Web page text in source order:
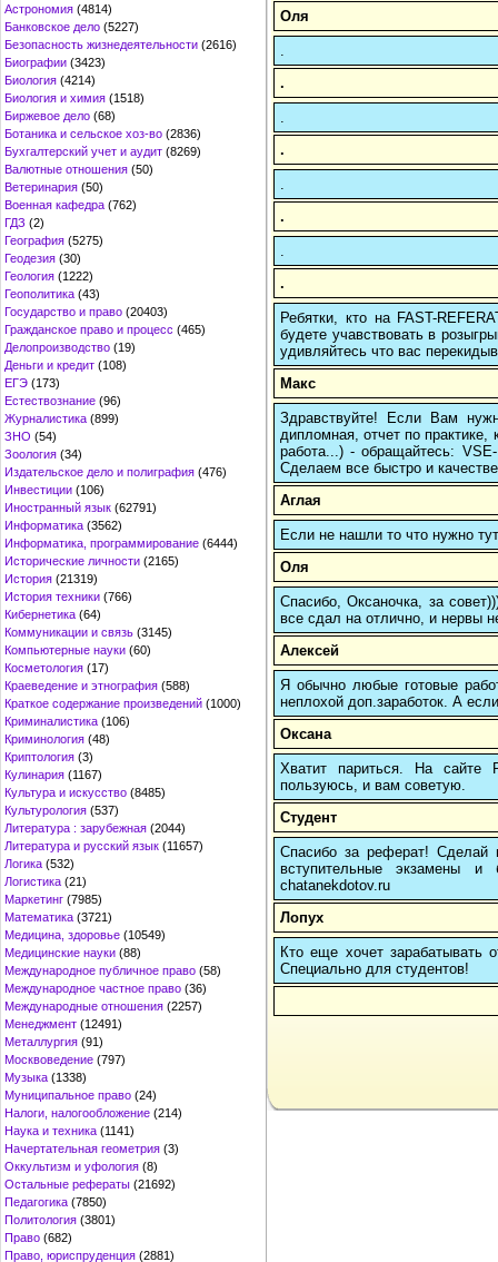
Астрономия (4814)
Банковское дело (5227)
Безопасность жизнедеятельности (2616)
Биографии (3423)
Биология (4214)
Биология и химия (1518)
Биржевое дело (68)
Ботаника и сельское хоз-во (2836)
Бухгалтерский учет и аудит (8269)
Валютные отношения (50)
Ветеринария (50)
Военная кафедра (762)
ГДЗ (2)
География (5275)
Геодезия (30)
Геология (1222)
Геополитика (43)
Государство и право (20403)
Гражданское право и процесс (465)
Делопроизводство (19)
Деньги и кредит (108)
ЕГЭ (173)
Естествознание (96)
Журналистика (899)
ЗНО (54)
Зоология (34)
Издательское дело и полиграфия (476)
Инвестиции (106)
Иностранный язык (62791)
Информатика (3562)
Информатика, программирование (6444)
Исторические личности (2165)
История (21319)
История техники (766)
Кибернетика (64)
Коммуникации и связь (3145)
Компьютерные науки (60)
Косметология (17)
Краеведение и этнография (588)
Краткое содержание произведений (1000)
Криминалистика (106)
Криминология (48)
Криптология (3)
Кулинария (1167)
Культура и искусство (8485)
Культурология (537)
Литература : зарубежная (2044)
Литература и русский язык (11657)
Логика (532)
Логистика (21)
Маркетинг (7985)
Математика (3721)
Медицина, здоровье (10549)
Медицинские науки (88)
Международное публичное право (58)
Международное частное право (36)
Международные отношения (2257)
Менеджмент (12491)
Металлургия (91)
Москвоведение (797)
Музыка (1338)
Муниципальное право (24)
Налоги, налогообложение (214)
Наука и техника (1141)
Начертательная геометрия (3)
Оккультизм и уфология (8)
Остальные рефераты (21692)
Педагогика (7850)
Политология (3801)
Право (682)
Право, юриспруденция (2881)
Оля
.
.
.
.
Ребятки, кто на FAST-
будете учавствовать в
удивляйтесь что вас
Макс
Здравствуйте! Если Вам
дипломная, отчет по
работа...) - обращайтесь:
Сделаем все быстро и
Аглая
Если не нашли то что нужно
Оля
Спасибо, Оксаночка, за
все сдал на отлично, и нервы
Алексей
Я обычно любые готовые
неплохой доп.заработок. А
Оксана
Хватит париться. На
пользуюсь, и вам советую.
Студент
Спасибо за реферат! Сделай
вступительные экзамены
chatanekdotov.ru
Лопух
Кто еще хочет зарабатывать
Cпециально для студентов!